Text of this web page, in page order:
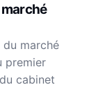
marché
du marché
premier
cabinet